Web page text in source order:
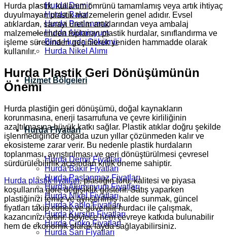
Hurda Demir
Hurda Bakır
Hurda Paslanmaz
Hurda Alüminyum
Bina Hurda Sökümü
Hurda Nikel Alımı
Hizmet Bölgeleri
Hurda Fiyatları
Hurda Demir Fiyatları
Hurda Bakır Fiyatları
Hurda Paslanmaz Fiyatları
Hurda Alüminyum Fiyatları
Hurda Nikel Fiyatları
Hurda Kablo Fiyatları
Hurda Kurşun Fiyatları
Hurda Çinko Fiyatları
Hurda Sarı Fiyatları
Hurda plastik, kullanım ömrünü tamamlamış veya artık ihtiyaç
duyulmayan plastik malzemelerin genel adıdır. Evsel
atıklardan, sanayi üretim artıklarından veya ambalaj
malzemelerinden toplanan plastik hurdalar, sınıflandırma ve
işleme sürecinden geçirilerek yeniden hammadde olarak
kullanılır.
Hurda Plastik Geri Dönüşümünün
Önemi
Hurda plastiğin geri dönüşümü, doğal kaynakların
korunmasına, enerji tasarrufuna ve çevre kirliliğinin
azaltılmasına büyük katkı sağlar. Plastik atıklar doğru şekilde
işlenmediğinde doğada uzun yıllar çözünmeden kalır ve
ekosisteme zarar verir. Bu nedenle plastik hurdaların
toplanması, ayrıştırılması ve geri dönüştürülmesi çevresel
sürdürülebilirlik açısından kritik öneme sahiptir.
Hurda plastik fiyatları, plastiğin türü, kalitesi ve piyasa
koşullarına göre değişiklik gösterir. Satış yaparken
plastiğinizi temiz ve ayrıştırılmış halde sunmak, güncel
fiyatları takip etmek ve güvenilir hurdacı ile çalışmak,
kazancınızı artırır. Böylece hem çevreye katkıda bulunabilir
hem de ekonomik olarak fayda sağlayabilirsiniz.